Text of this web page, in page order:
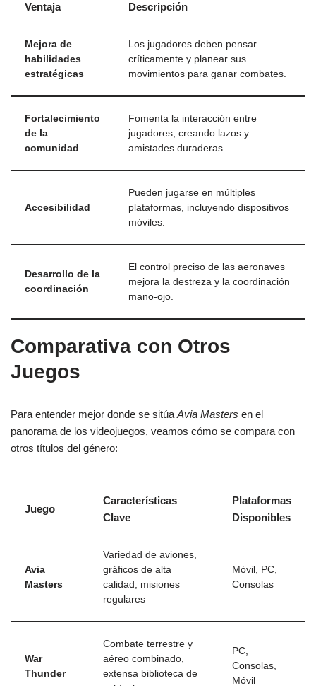
Ventaja Descripción
Mejora de
habilidades
estratégicas
Los jugadores deben pensar
críticamente y planear sus
movimientos para ganar combates.
Fortalecimiento
de la
comunidad
Fomenta la interacción entre
jugadores, creando lazos y
amistades duraderas.
Accesibilidad
Pueden jugarse en múltiples
plataformas, incluyendo dispositivos
móviles.
Desarrollo de la
coordinación
El control preciso de las aeronaves
mejora la destreza y la coordinación
mano-ojo.
Comparativa con Otros
Juegos
Para entender mejor donde se sitúa Avia Masters en el
panorama de los videojuegos, veamos cómo se compara con
otros títulos del género:
Juego
Características
Clave
Plataformas
Disponibles
Avia
Masters
Variedad de aviones,
gráficos de alta
calidad, misiones
regulares
Móvil, PC,
Consolas
War
Thunder
Combate terrestre y
aéreo combinado,
extensa biblioteca de
PC,
Consolas,
Móvil